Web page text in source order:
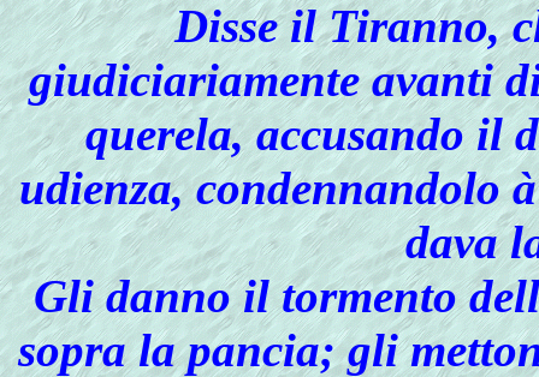
Disse il Tiranno,
giudiciariamente avanti
querela, accusando il
udienza, condennandolo
dava
Gli danno il tormento
sopra la pancia; gli